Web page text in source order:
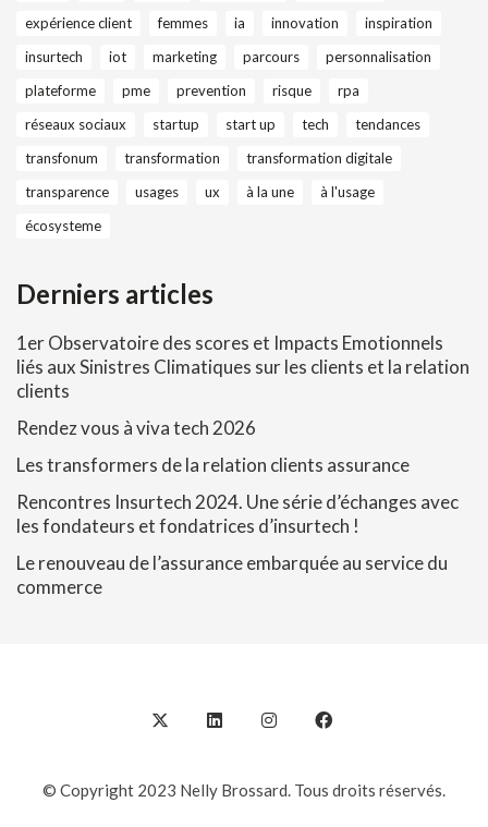
expérience client
femmes ia innovation
inspiration
insurtech
iot marketing parcours
personnalisation
plateforme
pme prevention risque
rpa
réseaux sociaux
startup start up tech
tendances
transfonum
transformation
transformation digitale
transparence
usages ux à la une
à l'usage
écosysteme
Derniers articles
1er Observatoire des scores et Impacts Emotionnels
liés aux Sinistres Climatiques sur les clients et la relation
clients
Rendez vous à viva tech 2026
Les transformers de la relation clients assurance
Rencontres Insurtech 2024. Une série d’échanges avec
les fondateurs et fondatrices d’insurtech !
Le renouveau de l’assurance embarquée au service du
commerce
© Copyright 2023 Nelly Brossard. Tous droits réservés.